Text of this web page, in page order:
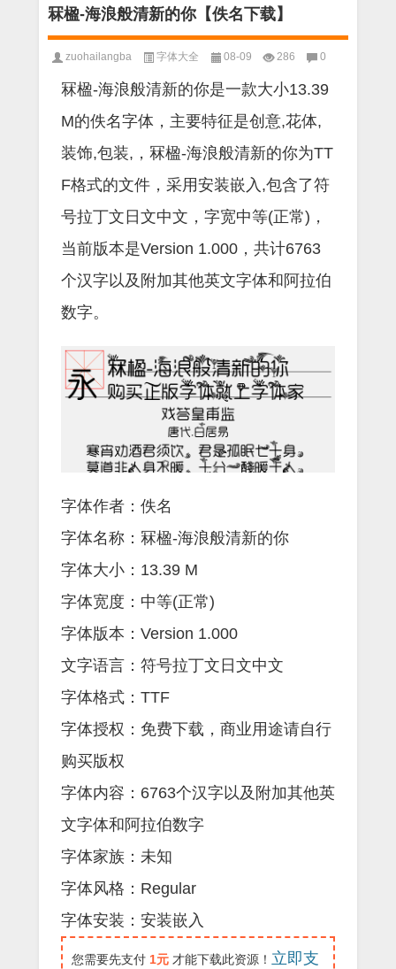
冧楹-海浪般清新的你【佚名下载】
zuohailangba 字体大全 08-09 286 0
冧楹-海浪般清新的你是一款大小13.39
M的佚名字体，主要特征是创意,花体,
装饰,包装,，冧楹-海浪般清新的你为TT
F格式的文件，采用安装嵌入,包含了符
号拉丁文日文中文，字宽中等(正常)，
当前版本是Version 1.000，共计6763
个汉字以及附加其他英文字体和阿拉伯
数字。
字体作者：佚名
字体名称：冧楹-海浪般清新的你
字体大小：13.39 M
字体宽度：中等(正常)
字体版本：Version 1.000
文字语言：符号拉丁文日文中文
字体格式：TTF
字体授权：免费下载，商业用途请自行
购买版权
字体内容：6763个汉字以及附加其他英
文字体和阿拉伯数字
字体家族：未知
字体风格：Regular
字体安装：安装嵌入
您需要先支付 1元 才能下载此资源！ 立即支